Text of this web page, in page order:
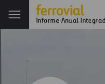
Informe Anual